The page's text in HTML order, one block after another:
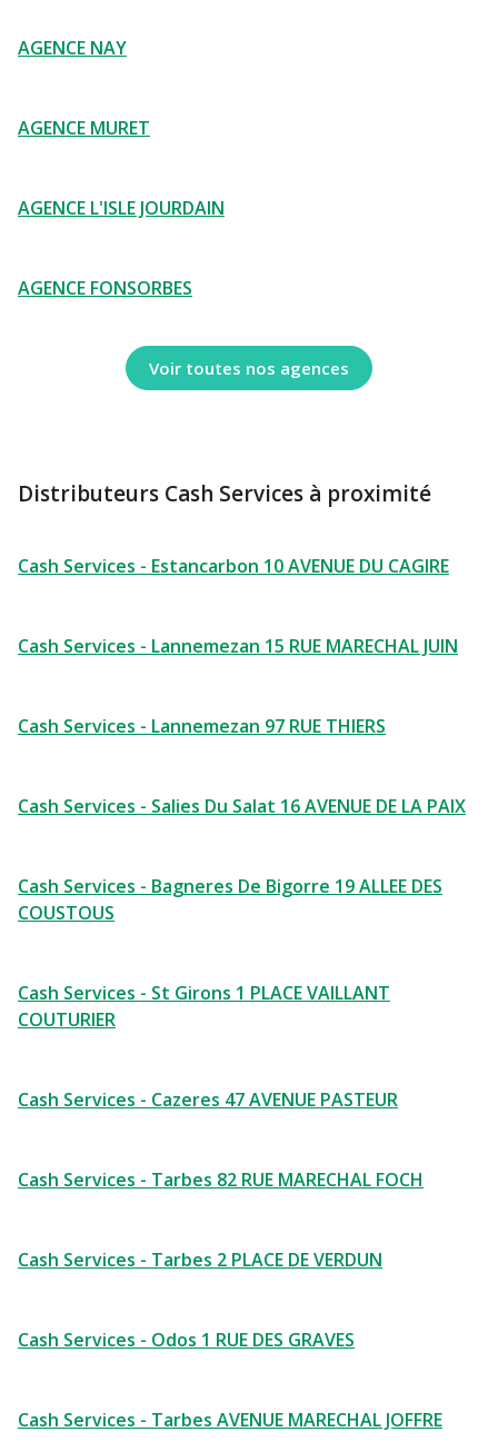
AGENCE NAY
AGENCE MURET
AGENCE L'ISLE JOURDAIN
AGENCE FONSORBES
Voir toutes nos agences
Distributeurs Cash Services à proximité
Cash Services - Estancarbon 10 AVENUE DU CAGIRE
Cash Services - Lannemezan 15 RUE MARECHAL JUIN
Cash Services - Lannemezan 97 RUE THIERS
Cash Services - Salies Du Salat 16 AVENUE DE LA PAIX
Cash Services - Bagneres De Bigorre 19 ALLEE DES
COUSTOUS
Cash Services - St Girons 1 PLACE VAILLANT
COUTURIER
Cash Services - Cazeres 47 AVENUE PASTEUR
Cash Services - Tarbes 82 RUE MARECHAL FOCH
Cash Services - Tarbes 2 PLACE DE VERDUN
Cash Services - Odos 1 RUE DES GRAVES
Cash Services - Tarbes AVENUE MARECHAL JOFFRE